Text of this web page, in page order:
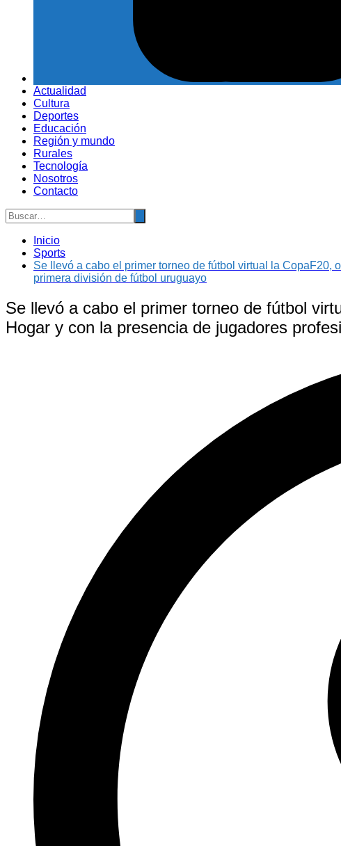
Actualidad
Cultura
Deportes
Educación
Región y mundo
Rurales
Tecnología
Nosotros
Contacto
Inicio
Sports
Se llevó a cabo el primer torneo de fútbol virtual la
primera división de fútbol uruguayo
Se llevó a cabo el primer torneo de fútbol
Hogar y con la presencia de jugadores